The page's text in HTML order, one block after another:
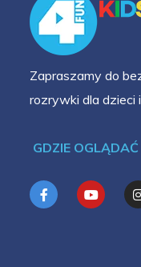
Zapraszamy do
rozrywki dla dzieci
GDZIE